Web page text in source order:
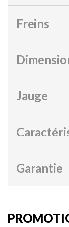
Freins
Jauge
Garantie